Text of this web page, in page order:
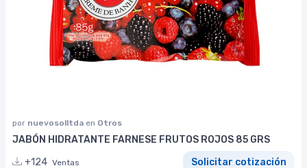
por nuevosolltda en Otros
JABÓN HIDRATANTE FARNESE FRUTOS ROJOS 85 GRS
+124 Ventas Solicitar cotización